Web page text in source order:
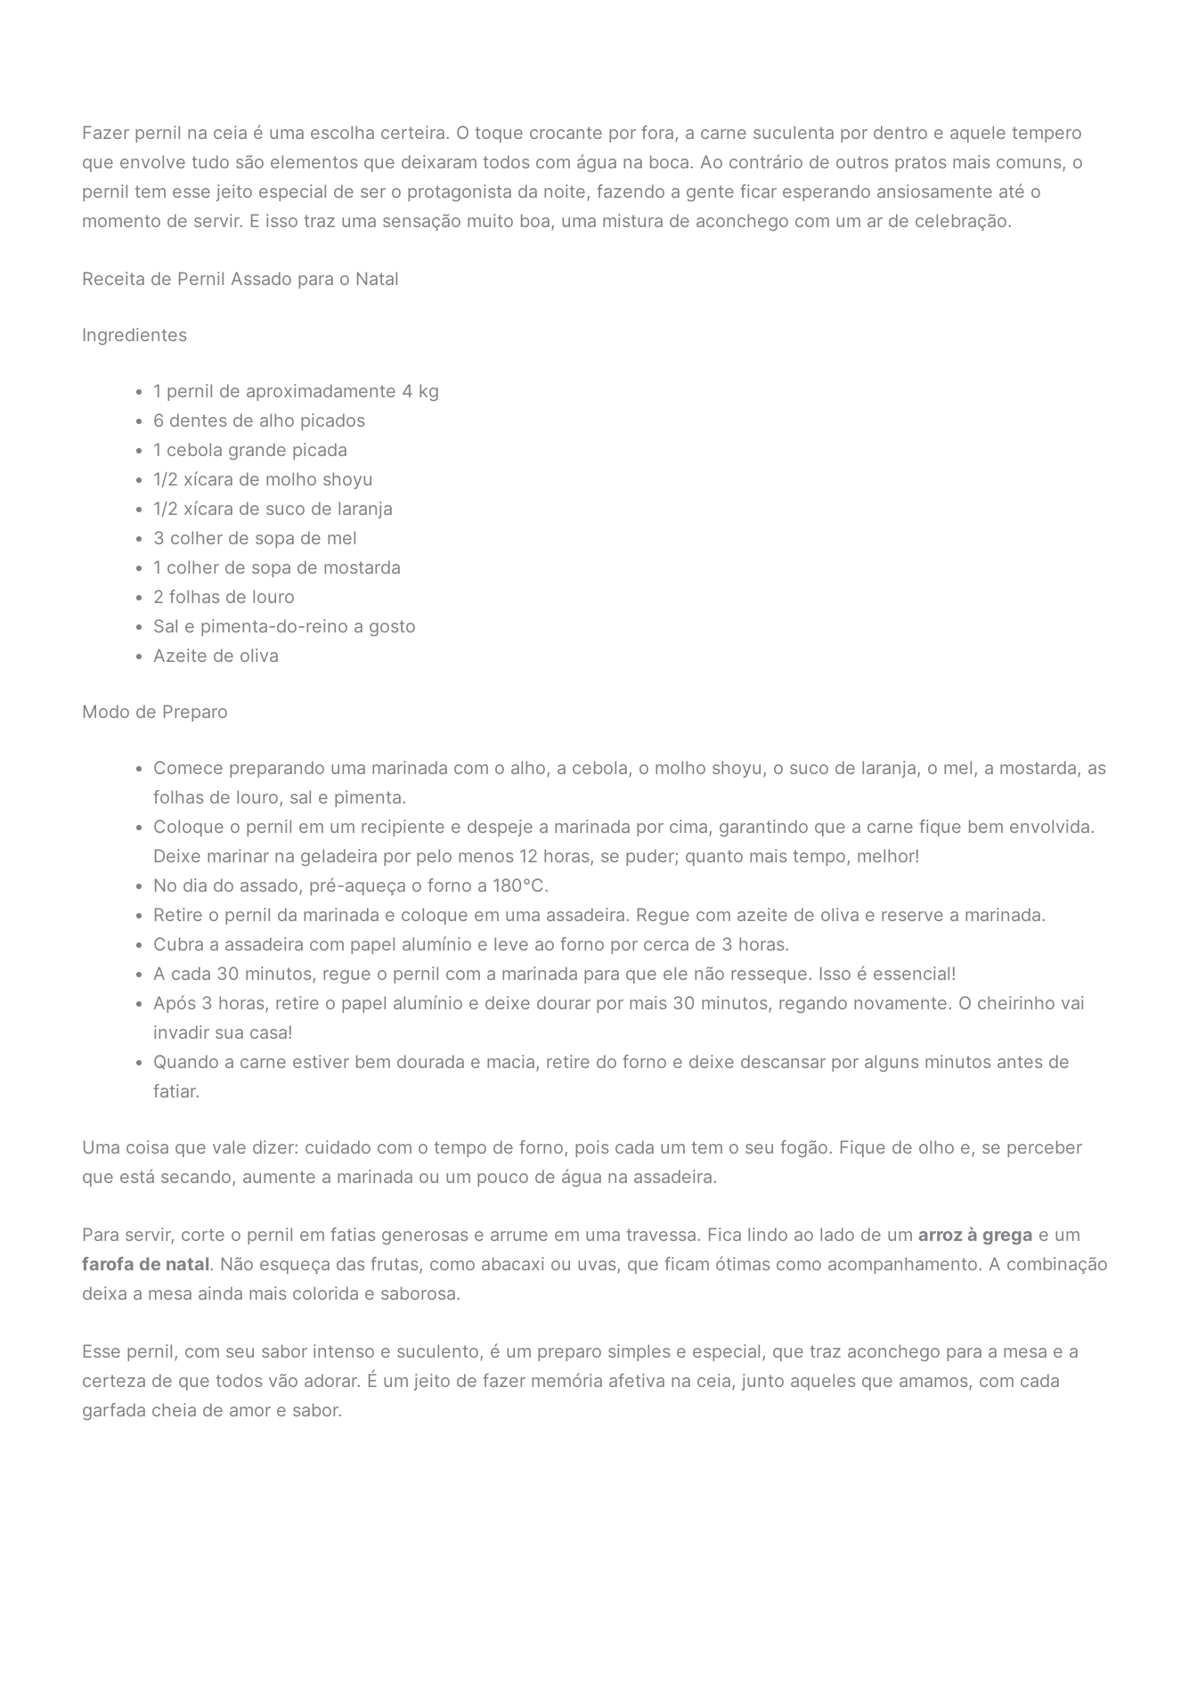
Fazer pernil na ceia é uma escolha certeira. O toque crocante por fora, a carne suculenta por dentro e aquele tempero
que envolve tudo são elementos que deixaram todos com água na boca. Ao contrário de outros pratos mais comuns, o
pernil tem esse jeito especial de ser o protagonista da noite, fazendo a gente ficar esperando ansiosamente até o
momento de servir. E isso traz uma sensação muito boa, uma mistura de aconchego com um ar de celebração.
Receita de Pernil Assado para o Natal
Ingredientes
1 pernil de aproximadamente 4 kg
6 dentes de alho picados
1 cebola grande picada
1/2 xícara de molho shoyu
1/2 xícara de suco de laranja
3 colher de sopa de mel
1 colher de sopa de mostarda
2 folhas de louro
Sal e pimenta-do-reino a gosto
Azeite de oliva
Modo de Preparo
Comece preparando uma marinada com o alho, a cebola, o molho shoyu, o suco de laranja, o mel, a mostarda, as
folhas de louro, sal e pimenta.
Coloque o pernil em um recipiente e despeje a marinada por cima, garantindo que a carne fique bem envolvida.
Deixe marinar na geladeira por pelo menos 12 horas, se puder; quanto mais tempo, melhor!
No dia do assado, pré-aqueça o forno a 180°C.
Retire o pernil da marinada e coloque em uma assadeira. Regue com azeite de oliva e reserve a marinada.
Cubra a assadeira com papel alumínio e leve ao forno por cerca de 3 horas.
A cada 30 minutos, regue o pernil com a marinada para que ele não resseque. Isso é essencial!
Após 3 horas, retire o papel alumínio e deixe dourar por mais 30 minutos, regando novamente. O cheirinho vai
invadir sua casa!
Quando a carne estiver bem dourada e macia, retire do forno e deixe descansar por alguns minutos antes de
fatiar.
Uma coisa que vale dizer: cuidado com o tempo de forno, pois cada um tem o seu fogão. Fique de olho e, se perceber
que está secando, aumente a marinada ou um pouco de água na assadeira.
Para servir, corte o pernil em fatias generosas e arrume em uma travessa. Fica lindo ao lado de um arroz à grega e um
farofa de natal. Não esqueça das frutas, como abacaxi ou uvas, que ficam ótimas como acompanhamento. A combinação
deixa a mesa ainda mais colorida e saborosa.
Esse pernil, com seu sabor intenso e suculento, é um preparo simples e especial, que traz aconchego para a mesa e a
certeza de que todos vão adorar. É um jeito de fazer memória afetiva na ceia, junto aqueles que amamos, com cada
garfada cheia de amor e sabor.